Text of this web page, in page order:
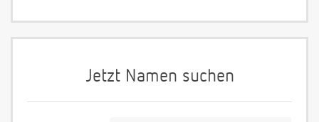
Jetzt Namen suchen